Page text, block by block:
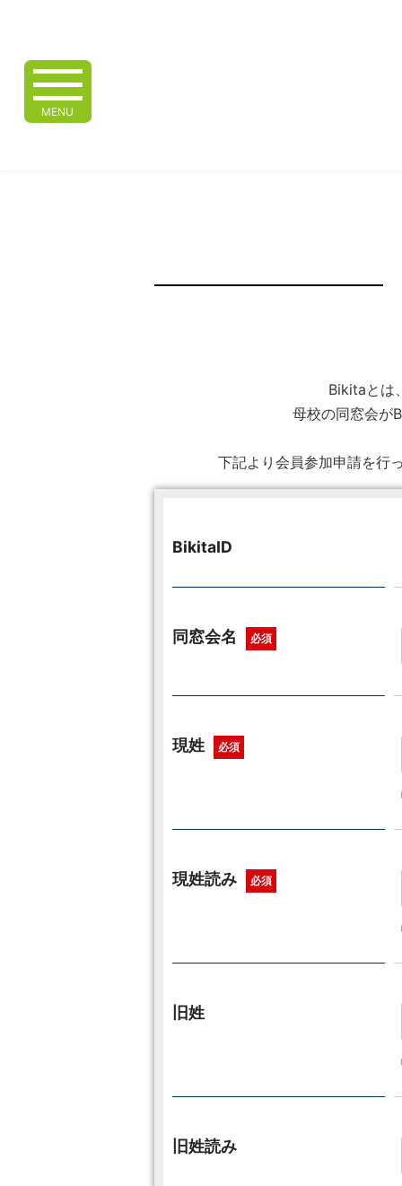
MENU
Bikitaとは
母校の同窓会が
下記より会員参加申請を行
BikitaID
同窓会名 必須
現姓 必須
現姓読み 必須
旧姓
旧姓読み